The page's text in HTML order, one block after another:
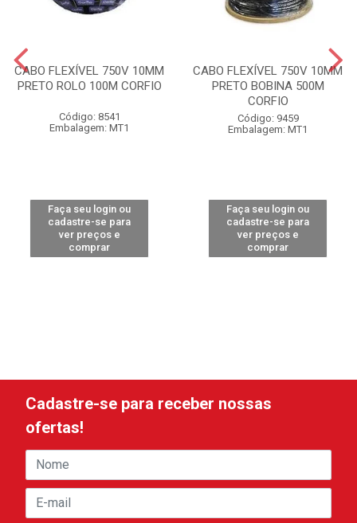
CABO FLEXÍVEL 750V 10MM
PRETO ROLO 100M CORFIO
Código: 8541
Embalagem: MT1
Faça seu login ou
cadastre-se para
ver preços e
comprar
CABO FLEXÍVEL 750V 10MM
PRETO BOBINA 500M
CORFIO
Código: 9459
Embalagem: MT1
Faça seu login ou
cadastre-se para
ver preços e
comprar
Cadastre-se para receber nossas
ofertas!